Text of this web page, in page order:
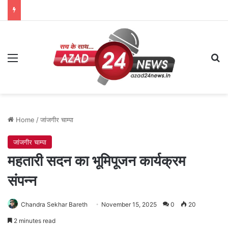
Menu
Home /जांजगीर चाम्पा
जांजगीर चाम्पा
महतारी सदन का भूमिपूजन कार्यक्रम
संपन्न
Chandra Sekhar Bareth November 15, 2025 0 20
2 minutes read